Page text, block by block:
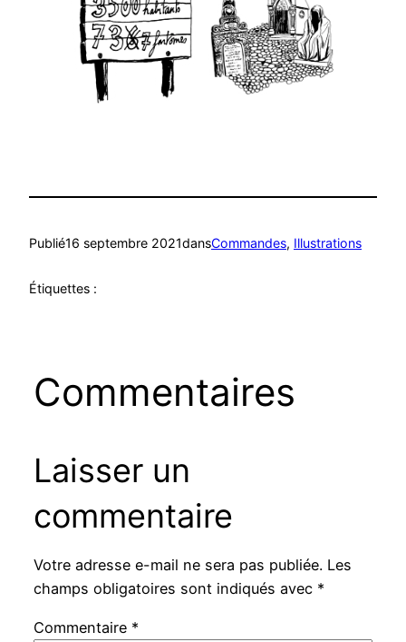
Publié16 septembre 2021dansCommandes, Illustrations
Étiquettes :
Commentaires
Laisser un
commentaire
Votre adresse e-mail ne sera pas publiée. Les
champs obligatoires sont indiqués avec *
Commentaire *